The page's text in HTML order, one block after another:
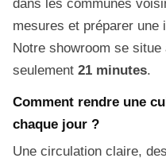
dans les communes
mesures et préparer une
Notre showroom se situe
seulement 21 minutes.
Comment rendre une
chaque jour ?
Une circulation claire,